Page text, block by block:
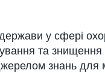
у сфері
та знищення
знань для